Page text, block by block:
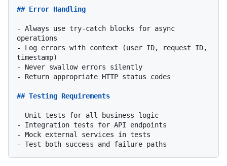
## Error Handling
-
Always use try-catch blocks for async
-
Log errors with context (user ID, request ID,
-
-
Return appropriate HTTP status codes
## Testing Requirements
-
-
-
-